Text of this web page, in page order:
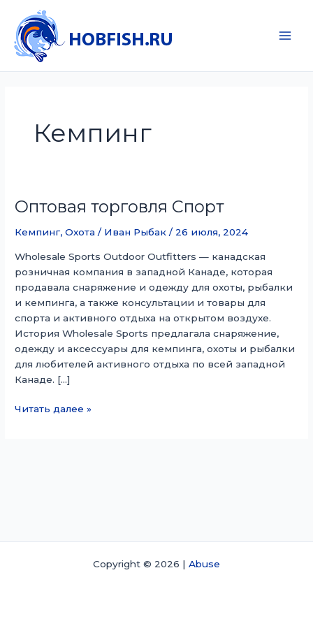
содержимому
Кемпинг
Оптовая торговля Спорт
Кемпинг,Охота / Иван Рыбак/ 26 июля, 2024
Wholesale Sports Outdoor Outfitters — канадская
розничная компания в западной Канаде, которая
продавала снаряжение и одежду для охоты, рыбалки
и кемпинга, а также консультации и товары для
спорта и активного отдыха на открытом воздухе.
История Wholesale Sports предлагала снаряжение,
одежду и аксессуары для кемпинга, охоты и рыбалки
для любителей активного отдыха по всей западной
Канаде. […]
Оптовая
Читать далее »
Copyright © 2026 | Abuse